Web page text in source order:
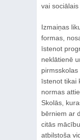
vai
Izmaiņas
formas,
īstenot
neklātienē
īstenot tikai
normas
Skolās,
bērniem ar
citās
atbilstoša